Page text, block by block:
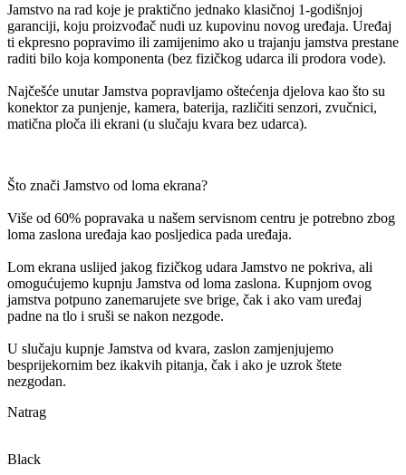
Jamstvo na rad koje je praktično jednako klasičnoj 1-godišnjoj
garanciji, koju proizvođač nudi uz kupovinu novog uređaja. Uređaj
ti ekpresno popravimo ili zamijenimo ako u trajanju jamstva prestane
raditi bilo koja komponenta (bez fizičkog udarca ili prodora vode).
Najčešće unutar Jamstva popravljamo oštećenja djelova kao što su
konektor za punjenje, kamera, baterija, različiti senzori, zvučnici,
matična ploča ili ekrani (u slučaju kvara bez udarca).
Što znači Jamstvo od loma ekrana?
Više od 60% popravaka u našem servisnom centru je potrebno zbog
loma zaslona uređaja kao posljedica pada uređaja.
Lom ekrana uslijed jakog fizičkog udara Jamstvo ne pokriva, ali
omogućujemo kupnju Jamstva od loma zaslona. Kupnjom ovog
jamstva potpuno zanemarujete sve brige, čak i ako vam uređaj
padne na tlo i sruši se nakon nezgode.
U slučaju kupnje Jamstva od kvara, zaslon zamjenjujemo
besprijekornim bez ikakvih pitanja, čak i ako je uzrok štete
nezgodan.
Natrag
Black